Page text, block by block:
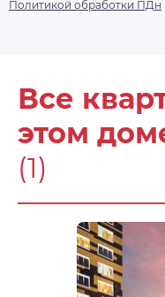
Политикой обработки ПДн
Все
этом
(1)